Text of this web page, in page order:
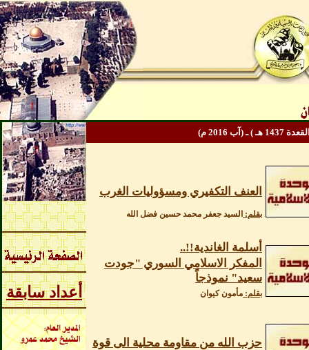
هـ ) ـ (آب 2016 م)
أعداد سابقة
العنف التكفيري ومسؤوليات الغرب
بقلم: السيد جعفر محمد حسين فضل الله
أسلمة الغاندية!!..
المفكر الاسلامي السوري "جودت
سعيد" نموذجاً
بقلم: مأمون كيوان
حزب الله من مقاومة محلية الى قوة